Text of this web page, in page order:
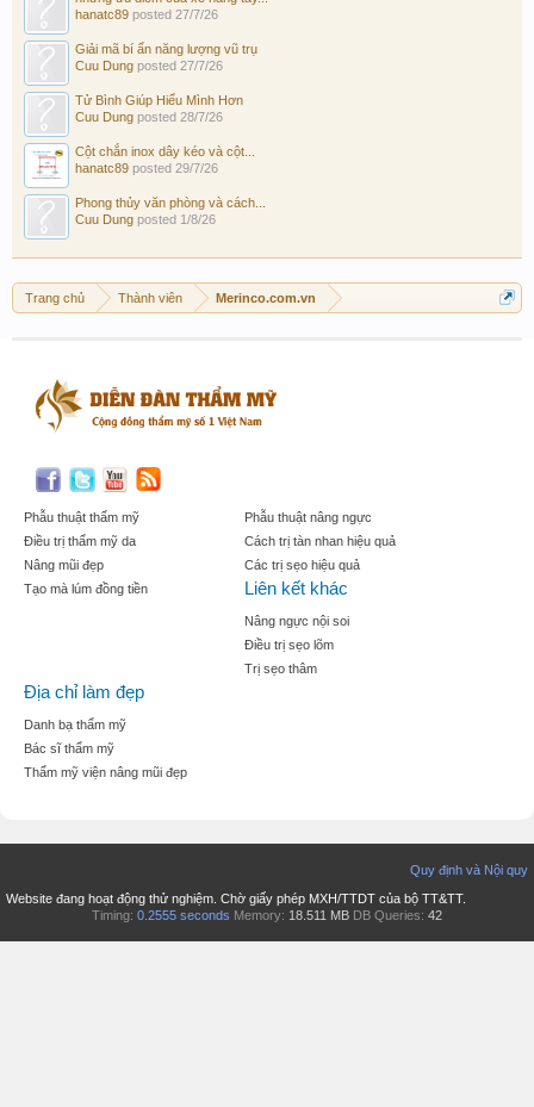
hanatc89 posted 27/7/26
Giải mã bí ẩn năng lượng vũ trụ
Cuu Dung posted 27/7/26
Tử Bình Giúp Hiểu Mình Hơn
Cuu Dung posted 28/7/26
Cột chắn inox dây kéo và cột...
hanatc89 posted 29/7/26
Phong thủy văn phòng và cách...
Cuu Dung posted 1/8/26
Trang chủ Thành viên Merinco.com.vn
Phẫu thuật thẩm mỹ
Điều trị thẩm mỹ da
Nâng mũi đẹp
Tạo mà lúm đồng tiền
Phẫu thuật nâng ngực
Cách trị tàn nhan hiệu quả
Các trị sẹo hiệu quả
Liên kết khác
Nâng ngực nội soi
Điều trị sẹo lõm
Trị sẹo thâm
Địa chỉ làm đẹp
Danh bạ thẩm mỹ
Bác sĩ thẩm mỹ
Thẩm mỹ viện nâng mũi đẹp
Quy định và Nội quy
Website đang hoạt động thử nghiệm. Chờ giấy phép MXH/TTDT của bộ TT&TT.
Timing: 0.2555 seconds Memory: 18.511 MB DB Queries: 42